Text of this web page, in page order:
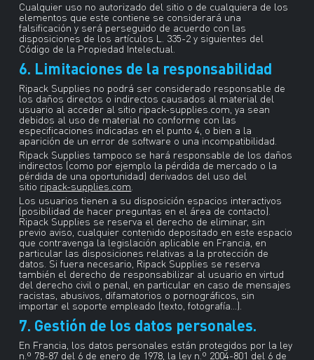
Cualquier uso no autorizado del sitio o de cualquiera de los
elementos que este contiene se considerará una
falsificación y será perseguido de acuerdo con las
disposiciones de los artículos L. 335-2 y siguientes del
Código de la Propiedad Intelectual.
6. Limitaciones de la responsabilidad
Ripack Supplies no podrá ser considerado responsable de
los daños directos o indirectos causados al material del
usuario al acceder al sitio ripack-supplies.com, ya sean
debidos al uso de material no conforme con las
especificaciones indicadas en el punto 4, o bien a la
aparición de un error de software o una incompatibilidad.
Ripack Supplies tampoco se hará responsable de los daños
indirectos (como por ejemplo la pérdida de mercado o la
pérdida de una oportunidad) derivados del uso del
sitio ripack-supplies.com
Los usuarios tienen a su disposición espacios interactivos
(posibilidad de hacer preguntas en el área de contacto).
Ripack Supplies se reserva el derecho de eliminar, sin
previo aviso, cualquier contenido depositado en este espacio
que contravenga la legislación aplicable en Francia, en
particular las disposiciones relativas a la protección de
datos. Si fuera necesario, Ripack Supplies se reserva
también el derecho de responsabilizar al usuario en virtud
del derecho civil o penal, en particular en caso de mensajes
racistas, abusivos, difamatorios o pornográficos, sin
importar el soporte empleado (texto, fotografía…).
7. Gestión de los datos personales.
En Francia, los datos personales están protegidos por la ley
n.º 78-87 del 6 de enero de 1978, la ley n.º 2004-801 del 6 de